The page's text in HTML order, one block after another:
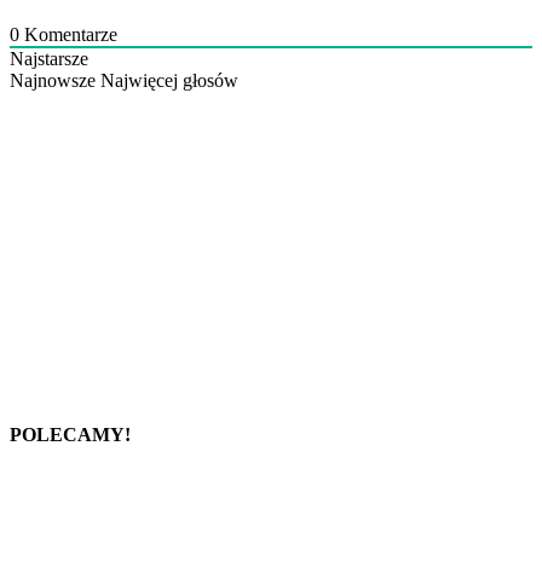
0 Komentarze
Najstarsze
Najnowsze Najwięcej głosów
POLECAMY!